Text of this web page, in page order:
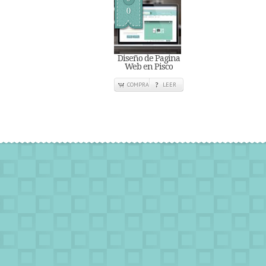
0
Diseño de Pagina
Web en Pisco
COMPRA LEER